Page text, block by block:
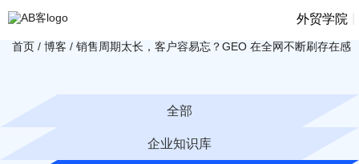
外贸学院
首页 / 博客 / 销售周期太长，客户容易忘？GEO 在全网不断刷存在感
全部
企业知识库